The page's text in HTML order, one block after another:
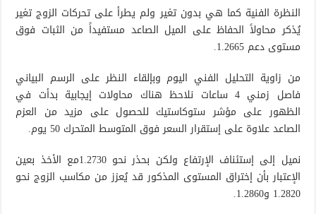
النظرة الفنية كما هي بدون تغير ولم يطرأ على تحركات الزوج تغير
يُذكر محاولاً الحفاظ على الميل الصاعد مستفيداً من الثبات فوق
مستوى دعم 1.2665.
من زاوية التحليل الفني اليوم وبإلقاء النظر على الرسم البياني
فاصل زمني 4 ساعات نلاحظ هناك محاولات إيجابية بدأت في
الظهور على مؤشر ستوكاستيك للحصول على مزيد من العزم
الصاعد علاوة على إستقرار السعر فوق المتوسط المتحرك 50 يوم.
نميل إلى إستئناف الإرتفاع ولكن بحذر نحو 1.2730مع الأخذ بعين
الإعتبار بأن إختراق المستوى المذكور قد يُعزز من مكاسب الزوج نحو
1.2820 و1.2860.